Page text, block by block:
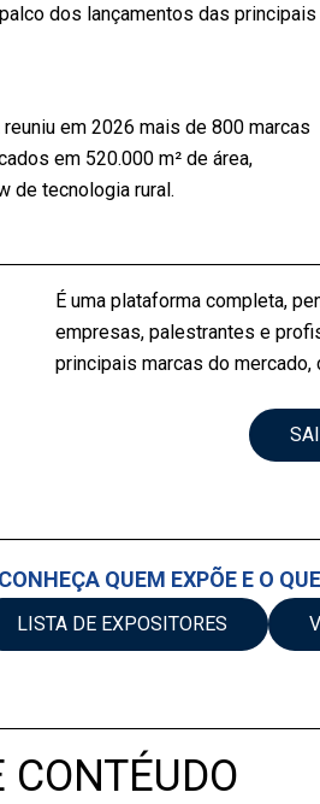
dos lançamentos das principais
em 2026 mais de 800 marcas
em 520.000 m² de área,
de tecnologia rural.
É uma plataforma completa,
empresas, palestrantes e
principais marcas do
CONHEÇA QUEM EXPÕE E O
LISTA DE EXPOSITORES